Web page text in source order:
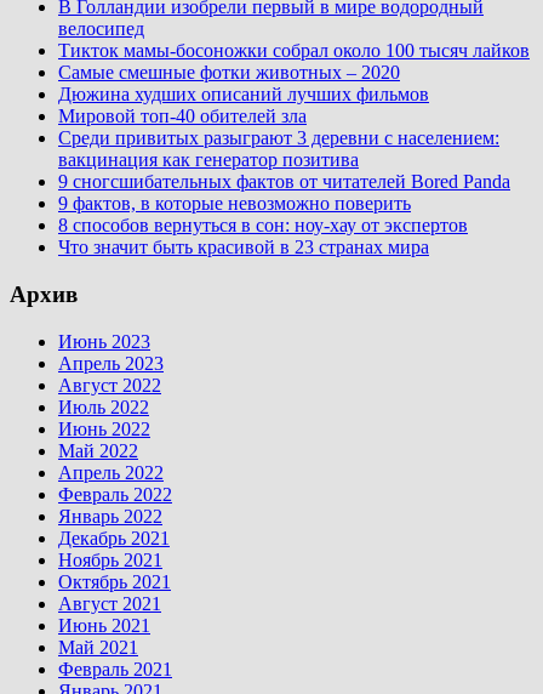
В Голландии изобрели первый в мире водородный
велосипед
Тикток мамы-босоножки собрал около 100 тысяч лайков
Самые смешные фотки животных – 2020
Дюжина худших описаний лучших фильмов
Мировой топ-40 обителей зла
Среди привитых разыграют 3 деревни с населением:
вакцинация как генератор позитива
9 сногсшибательных фактов от читателей Bored Panda
9 фактов, в которые невозможно поверить
8 способов вернуться в сон: ноу-хау от экспертов
Что значит быть красивой в 23 странах мира
Архив
Июнь 2023
Апрель 2023
Август 2022
Июль 2022
Июнь 2022
Май 2022
Апрель 2022
Февраль 2022
Январь 2022
Декабрь 2021
Ноябрь 2021
Октябрь 2021
Август 2021
Июнь 2021
Май 2021
Февраль 2021